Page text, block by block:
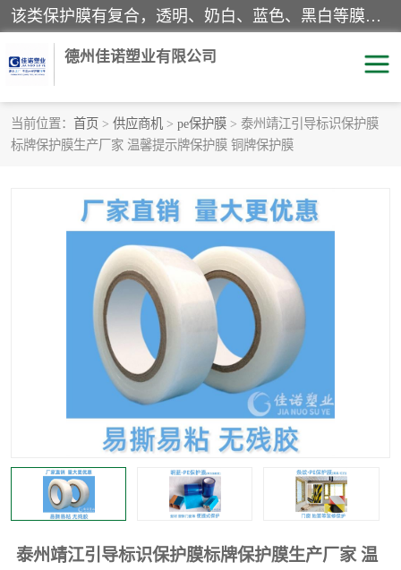
该类保护膜有复合，透明、奶白、蓝色、黑白等膜型。特高粘，高粘，中高粘，中粘，中低粘，低粘等。对于不同的粘力要求有相应的产品相适配。无胶渍残留污染。在较宽的收卷幅度下平整无皱纹，收卷长度大，利于机械化及自动化施工粘贴。为您的产品提供的表面保护解决方案。 产品广泛适用于：铝材、不锈钢、金属、塑料、电子、家电、家具、玻璃、化工材料、装饰材料等。
德州佳诺塑业有限公司
当前位置： 首页 > 供应商机 > pe保护膜 > 泰州靖江引导标识保护膜
标牌保护膜生产厂家 温馨提示牌保护膜 铜牌保护膜
泰州靖江引导标识保护膜标牌保护膜生产厂家 温
pe保护膜 包装膜
地毯保护膜 家具保护膜
透明保护膜
黑白保护膜 乳白保护膜
明蓝保护膜 纯黑保护膜
彩钢板保护膜
不绣钢板保护膜 两边上胶保护膜
不锈钢板保护膜 一次性隔离膜